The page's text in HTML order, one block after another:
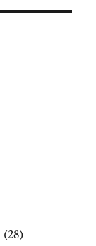
(28)